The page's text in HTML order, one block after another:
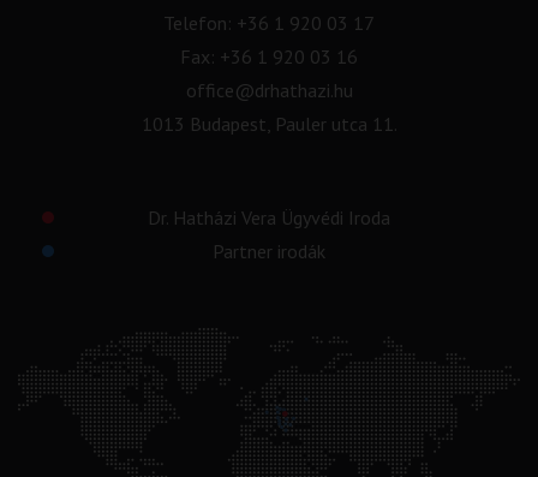
Telefon: +36 1 920 03 17
Fax: +36 1 920 03 16
office@drhathazi.hu
1013 Budapest, Pauler utca 11.
Dr. Hatházi Vera Ügyvédi Iroda
Partner irodák